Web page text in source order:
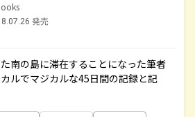
発売
南の島に滞在することになった筆者
ルでマジカルな45日間の記録と記